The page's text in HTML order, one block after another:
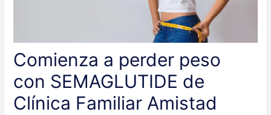
Comienza a perder peso
con SEMAGLUTIDE de
Clínica Familiar Amistad